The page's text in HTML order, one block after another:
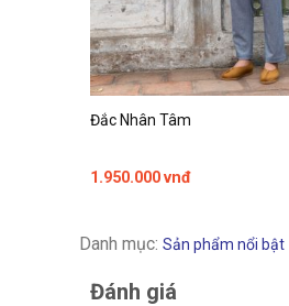
Đắc Nhân Tâm
1.950.000vnđ
Danh mục: Sản phẩm nổi bật
Đánh giá